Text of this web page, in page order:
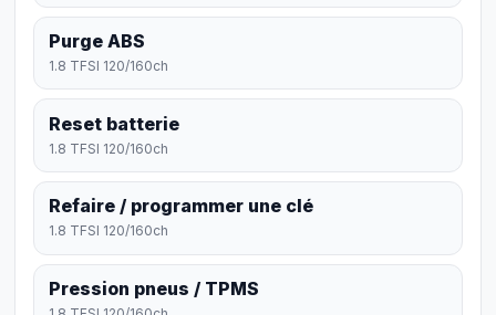
Purge ABS
1.8 TFSI 120/160ch
Reset batterie
1.8 TFSI 120/160ch
Refaire / programmer une clé
1.8 TFSI 120/160ch
Pression pneus / TPMS